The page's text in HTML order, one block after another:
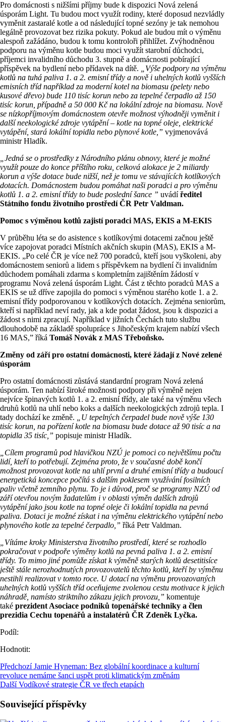
Pro domácnosti s nižšími příjmy bude k dispozici Nová zelená
úsporám Light. Tu budou moct využít rodiny, které doposud nezvládly
vyměnit zastaralé kotle a od následující topné sezóny je tak nemohou
legálně provozovat bez rizika pokuty. Pokud ale budou mít o výměnu
alespoň zažádáno, budou k tomu kontroloři přihlížet. Zvýhodněnou
podporu na výměnu kotle budou moci využít starobní důchodci,
příjemci invalidního důchodu 3. stupně a domácnosti pobírající
příspěvek na bydlení nebo přídavek na dítě.
„Výše podpory na výměnu
kotlů na tuhá paliva 1. a 2. emisní třídy a nově i uhelných kotlů vyšších
emisních tříd například za moderní kotel na biomasu (pelety nebo
kusové dřevo) bude 110 tisíc korun nebo za tepelné čerpadlo až 150
tisíc korun, případně a 50 000 Kč na lokální zdroje na biomasu. Nově
se nízkopříjmovým domácnostem otevře možnost výhodněji vyměnit i
další neekologické zdroje vytápění – kotle na topné oleje, elektrické
vytápění, stará lokální topidla nebo plynové kotle,” vyjmenovává
ministr Hladík.
„Jedná se o prostředky z Národního plánu obnovy, které je možné
využít pouze do konce příštího roku, celková alokace je 2 miliardy
korun a výše dotace bude nižší, než je tomu ve stávajících kotlíkových
dotacích. Domácnostem budou pomáhat naši poradci a pro výměnu
kotlů 1. a 2. emisní třídy to bude poslední šance ” uvádíředitel
Státního fondu životního prostředí ČR Petr Valdman.
Pomoc s výměnou kotlů zajistí poradci MAS, EKIS a M-EKIS
V průběhu léta se do asistence s kotlíkovými dotacemi začnou ještě
více zapojovat poradci Místních akčních skupin (MAS), EKIS a M-
EKIS. „Po celé ČR je více než 700 poradců, kteří jsou vyškoleni, aby
domácnostem seniorů a lidem s příspěvkem na bydlení či invalidním
důchodem pomáhali zdarma s kompletním zajištěním žádostí v
programu Nová zelená úsporám Light. Část z těchto poradců MAS a
EKIS se už dříve zapojila do pomoci s výměnou starého kotle 1. a 2.
emisní třídy podporovanou v kotlíkových dotacích. Zejména seniorům,
kteří si například neví rady, jak a kde podat žádost, jsou k dispozici a
žádost s nimi zpracují. Například v jižních Čechách tuto službu
dlouhodobě na základě spolupráce s Jihočeským krajem nabízí všech
16 MAS,” říká Tomáš Novák z MAS Třeboňsko.
Změny od září pro ostatní domácnosti, které žádají z Nové zelené
úsporám
Pro ostatní domácnosti zůstává standardní program Nová zelená
úsporám. Ten nabízí široké možnosti podpory při výměně nejen
nejvíce špinavých kotlů 1. a 2. emisní třídy, ale také na výměnu všech
druhů kotlů na uhlí nebo koks a dalších neekologických zdrojů tepla. I
tady dochází ke změně.
„U tepelných čerpadel bude nově výše 130
tisíc korun, na pořízení kotle na biomasu bude dotace až 90 tisíc a na
topidla 35 tisíc,” popisuje ministr Hladík.
„Cílem programů pod hlavičkou NZÚ je pomoci co největšímu počtu
lidí, kteří to potřebují. Zejména proto, že v současné době končí
možnost provozovat kotle na uhlí první a druhé emisní třídy a budoucí
energetická koncepce počítá s dalším poklesem využívání fosilních
paliv včetně zemního plynu. To je i důvod, proč se programy NZÚ od
září otevřou novým žadatelům i v oblasti výměn dalších zdrojů
vytápění jako jsou kotle na topné oleje či lokální topidla na pevná
paliva. Dotaci je možné získat i na výměnu elektrického vytápění nebo
plynového kotle za tepelné čerpadlo,” říká Petr Valdman.
„Vítáme kroky Ministerstva životního prostředí, které se rozhodlo
pokračovat v podpoře výměny kotlů na pevná paliva 1. a 2. emisní
třídy. To mimo jiné pomůže získat k výměně starých kotlů desetitisíce
ještě stále nerozhodnutých provozovatelů těchto kotlů, kteří by výměnu
nestihli realizovat v tomto roce. U dotací na výměnu provozovaných
uhelných kotlů vyšších tříd oceňujeme zvolenou cestu motivace k jejich
náhradě, namísto striktního zákazu jejich provozu,” komentuje
také prezident Asociace podniků topenářské techniky a člen
prezidia Cechu topenářů a instalatérů ČR Zdeněk Lyčka.
Podíl:
Hodnotit:
Předchozí Jamie Hyneman: Bez globální koordinace a kulturní
revoluce nemáme šanci uspět proti klimatickým změnám
Další Vodíkové strategie ČR ve třech etapách
Související příspěvky